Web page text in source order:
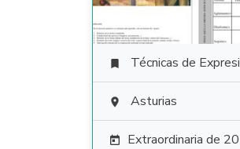
 Técnicas de Expresión
 Asturias
 Extraordinaria de